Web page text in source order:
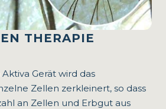
THERAPIE
Gerät wird das
Zellen zerkleinert, so dass
an Zellen und Erbgut aus